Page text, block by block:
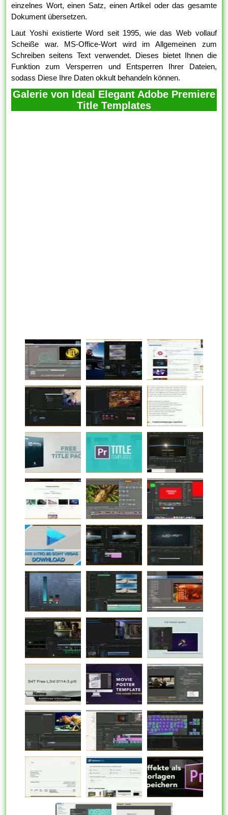
einzelnes Wort, einen Satz, einen Artikel oder das gesamte
Dokument übersetzen.
Laut Yoshi existierte Word seit 1995, wie das Web vollauf
Scheiße war. MS-Office-Wort wird im Allgemeinen zum
Schreiben seitens Text verwendet. Dieses bietet Ihnen die
Funktion zum Versperren und Entsperren Ihrer Dateien,
sodass Diese Ihre Daten okkult behandeln können.
Galerie von Ideal Elegant Adobe Premiere
Title Templates